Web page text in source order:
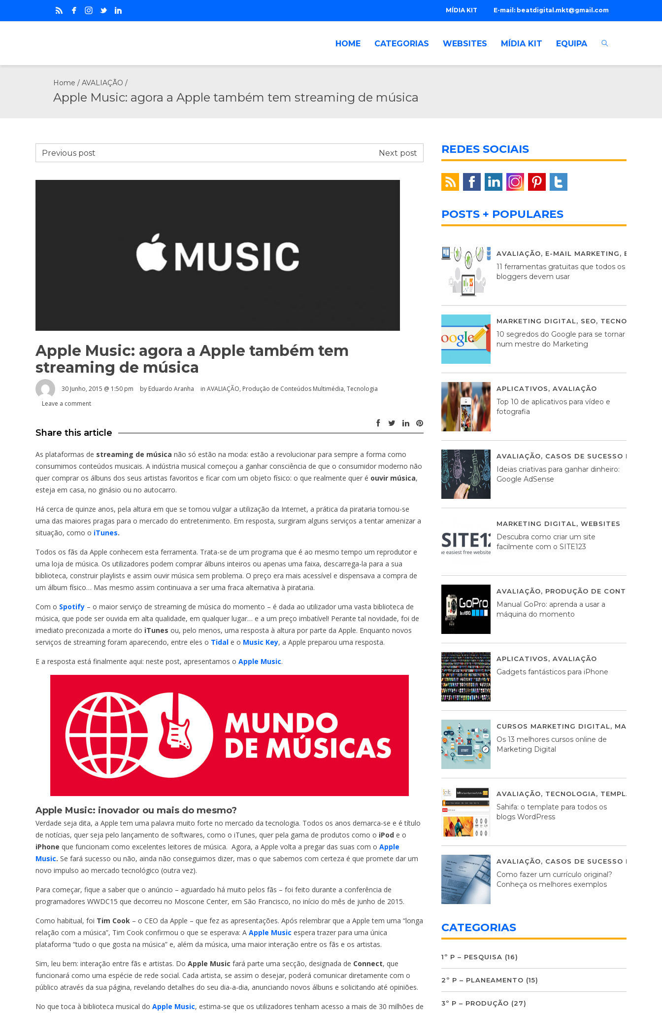
E-mail: beatdigital.mkt@gmail.com
MÍDIA KIT
HOME CATEGORIAS WEBSITES MÍDIA KIT EQUIPA
Home / AVALIAÇÃO /
Apple Music: agora a Apple também tem streaming de música
Previous post Next post
Apple Music: agora a Apple também tem
streaming de música
30 Junho, 2015 @ 1:50 pm by Eduardo Aranha in AVALIAÇÃO, Produção de Conteúdos Multimédia, Tecnologia
Leave a comment
Share this article
As plataformas de streaming de música não só estão na moda: estão a revolucionar para sempre a forma como
consumimos conteúdos musicais. A indústria musical começou a ganhar consciência de que o consumidor moderno não
quer comprar os álbuns dos seus artistas favoritos e ficar com um objeto físico: o que realmente quer é ouvir música,
esteja em casa, no ginásio ou no autocarro.
Há cerca de quinze anos, pela altura em que se tornou vulgar a utilização da Internet, a prática da pirataria tornou-se
uma das maiores pragas para o mercado do entretenimento. Em resposta, surgiram alguns serviços a tentar amenizar a
situação, como o iTunes.
Todos os fãs da Apple conhecem esta ferramenta. Trata-se de um programa que é ao mesmo tempo um reprodutor e
uma loja de música. Os utilizadores podem comprar álbuns inteiros ou apenas uma faixa, descarrega-la para a sua
biblioteca, construir playlists e assim ouvir música sem problema. O preço era mais acessível e dispensava a compra de
um álbum físico… Mas mesmo assim continuava a ser uma fraca alternativa à pirataria.
Com o Spotify – o maior serviço de streaming de música do momento – é dada ao utilizador uma vasta biblioteca de
música, que pode ser ouvida em alta qualidade, em qualquer lugar… e a um preço imbatível! Perante tal novidade, foi de
imediato preconizada a morte do iTunes ou, pelo menos, uma resposta à altura por parte da Apple. Enquanto novos
serviços de streaming foram aparecendo, entre eles o Tidal e o Music Key, a Apple preparou uma resposta.
E a resposta está finalmente aqui: neste post, apresentamos o Apple Music.
Apple Music: inovador ou mais do mesmo?
Verdade seja dita, a Apple tem uma palavra muito forte no mercado da tecnologia. Todos os anos demarca-se e é título
de notícias, quer seja pelo lançamento de softwares, como o iTunes, quer pela gama de produtos como o iPod e o
iPhone que funcionam como excelentes leitores de música. Agora, a Apple volta a pregar das suas com o Apple
Music. Se fará sucesso ou não, ainda não conseguimos dizer, mas o que sabemos com certeza é que promete dar um
novo impulso ao mercado tecnológico (outra vez).
Para começar, fique a saber que o anúncio – aguardado há muito pelos fãs – foi feito durante a conferência de
programadores WWDC15 que decorreu no Moscone Center, em São Francisco, no início do mês de junho de 2015.
Como habitual, foi Tim Cook – o CEO da Apple – que fez as apresentações. Após relembrar que a Apple tem uma “longa
relação com a música”, Tim Cook confirmou o que se esperava: A Apple Music espera trazer para uma única
plataforma “tudo o que gosta na música” e, além da música, uma maior interação entre os fãs e os artistas.
Sim, leu bem: interação entre fãs e artistas. Do Apple Music fará parte uma secção, designada de Connect, que
funcionará como uma espécie de rede social. Cada artista, se assim o desejar, poderá comunicar diretamente com o
público através da sua página, revelando detalhes do seu dia-a-dia, anunciando novos álbuns e solicitando até opiniões.
No que toca à biblioteca musical do Apple Music, estima-se que os utilizadores tenham acesso a mais de 30 milhões de
REDES SOCIAIS
POSTS + POPULARES
AVALIAÇÃO, E-MAIL MARKETING,
11 ferramentas gratuitas que todos os
bloggers devem usar
MARKETING DIGITAL, SEO, TECNOLOGIA
10 segredos do Google para se tornar
num mestre do Marketing
APLICATIVOS, AVALIAÇÃO
Top 10 de aplicativos para vídeo e
fotografia
AVALIAÇÃO, CASOS DE SUCESSO DE
Ideias criativas para ganhar dinheiro:
Google AdSense
MARKETING DIGITAL, WEBSITES
Descubra como criar um site
facilmente com o SITE123
AVALIAÇÃO, PRODUÇÃO DE CONTEÚDOS
Manual GoPro: aprenda a usar a
máquina do momento
APLICATIVOS, AVALIAÇÃO
Gadgets fantásticos para iPhone
CURSOS MARKETING DIGITAL,
Os 13 melhores cursos online de
Marketing Digital
AVALIAÇÃO, TECNOLOGIA, TEMPLATES
Sahifa: o template para todos os
blogs WordPress
AVALIAÇÃO, CASOS DE SUCESSO DE
Como fazer um currículo original?
Conheça os melhores exemplos
CATEGORIAS
1º P – PESQUISA (16)
2º P – PLANEAMENTO (15)
3º P – PRODUÇÃO (27)